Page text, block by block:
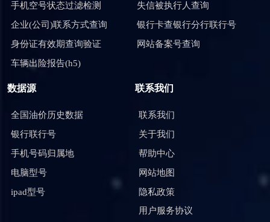
手机空号状态过滤检测
失信被执行人查询
企业(公司)联系方式查询
银行卡查银行分行联行号
身份证有效期查询验证
网站备案号查询
车辆出险报告(h5)
数据源
全国油价历史数据
银行联行号
手机号码归属地
电脑型号
ipad型号
联系我们
联系我们
关于我们
帮助中心
网站地图
隐私政策
用户服务协议